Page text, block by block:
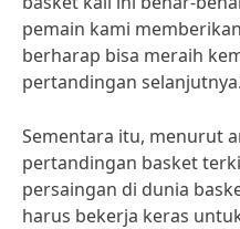
pemain kami
berharap bisa meraih
pertandingan
Sementara itu, menurut
pertandingan basket
persaingan di dunia
harus bekerja keras